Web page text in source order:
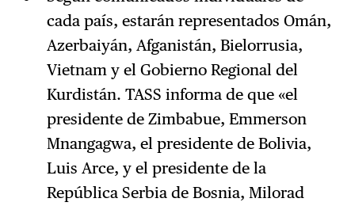
cada país, estarán representados Omán,
Azerbaiyán, Afganistán, Bielorrusia,
Vietnam y el Gobierno Regional del
Kurdistán. TASS informa de que «el
presidente de Zimbabue, Emmerson
Mnangagwa, el presidente de Bolivia,
Luis Arce, y el presidente de la
República Serbia de Bosnia, Milorad